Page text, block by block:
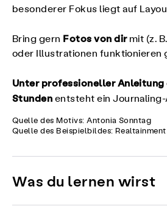
besonderer Fokus liegt auf
Bring gern Fotos von dirmit (z.
oder Illustrationen funktionieren
Unter professioneller Anleitung
Stunden entsteht ein
Quelle des Motivs: Antonia Sonntag
Quelle des Beispielbildes: Realtainment
Was du lernen wirst